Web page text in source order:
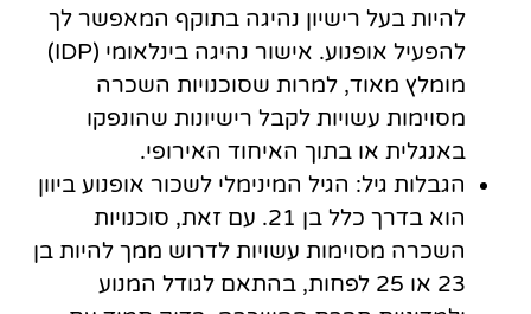
להיות בעל רישיון נהיגה בתוקף המאפשר לך
להפעיל אופנוע. אישור נהיגה בינלאומי (IDP)
מומלץ מאוד, למרות שסוכנויות השכרה
מסוימות עשויות לקבל רישיונות שהונפקו
באנגלית או בתוך האיחוד האירופי.
הגבלות גיל: הגיל המינימלי לשכור אופנוע ביוון
הוא בדרך כלל בן 21. עם זאת, סוכנויות
השכרה מסוימות עשויות לדרוש ממך להיות בן
23 או 25 לפחות, בהתאם לגודל המנוע